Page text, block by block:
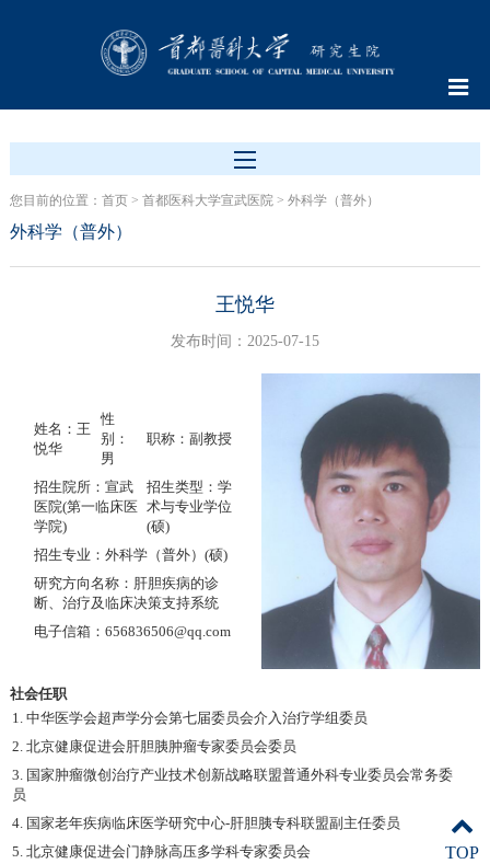
您目前的位置： 首页> 首都医科大学宣武医院> 外科学（普外）
外科学（普外）
王悦华
发布时间：2025-07-15
姓名：王
悦华
性
别：
男
职称：副教授
招生院所：宣武
医院(第一临床医
学院)
招生类型：学
术与专业学位
(硕)
招生专业：外科学（普外）(硕)
研究方向名称：肝胆疾病的诊
断、治疗及临床决策支持系统
电子信箱：656836506@qq.com
社会任职
1. 中华医学会超声学分会第七届委员会介入治疗学组委员
2. 北京健康促进会肝胆胰肿瘤专家委员会委员
3. 国家肿瘤微创治疗产业技术创新战略联盟普通外科专业委员会常务委
员
4. 国家老年疾病临床医学研究中心-肝胆胰专科联盟副主任委员
5. 北京健康促进会门静脉高压多学科专家委员会
TOP